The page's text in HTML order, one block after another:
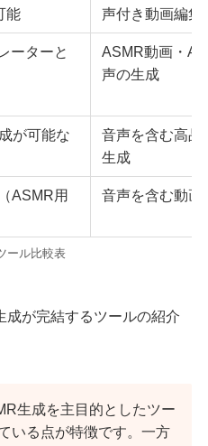
能
声付き動画編集
ーターと
ASMR動画・
声の生成
が可能な
音声を含む高品
生成
ASMR用
音声を含む動画
ール比較表
が完結するツールの紹介
生成を主目的としたツー
いる点が特徴です。一方